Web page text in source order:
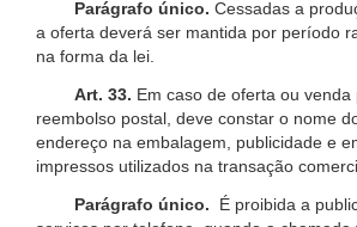
Parágrafo único. Cessadas a
a oferta deverá ser mantida por período
na forma da lei.
Art. 33. Em caso de oferta ou venda
reembolso postal, deve constar o nome
endereço na embalagem, publicidade e
impressos utilizados na transação
Parágrafo único.
É proibida a